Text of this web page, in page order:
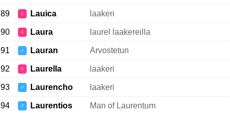
89 ♀ Lauica laakeri
90 ♀ Laura laurel laakereilla
91 ♂ Lauran Arvostetun
92 ♀ Laurella laakeri
93 ♂ Laurencho laakeri
94 ♂ Laurentios Man of Laurentum